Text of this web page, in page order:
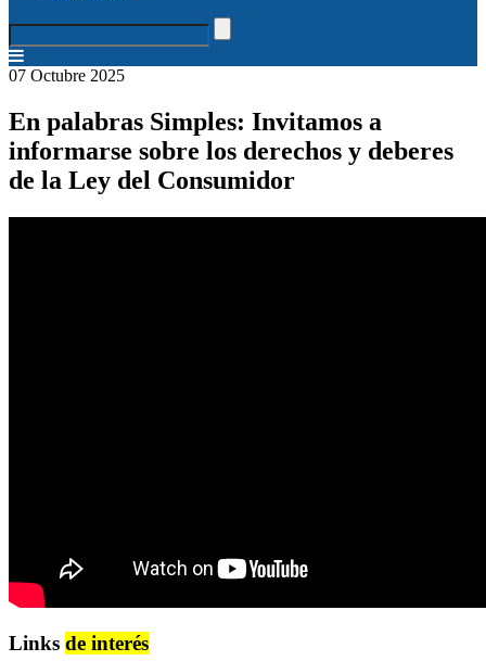
07 Octubre 2025
En palabras Simples: Invitamos a
informarse sobre los derechos y deberes
de la Ley del Consumidor
Links de interés